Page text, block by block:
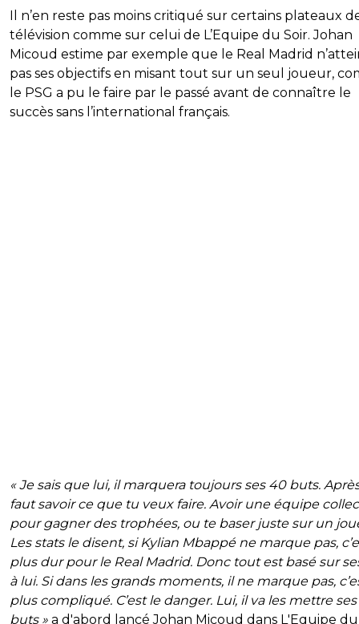
Il n’en reste pas moins critiqué sur certains plateaux
télévision comme sur celui de L’Equipe du Soir. Johan
Micoud estime par exemple que le Real Madrid
pas ses objectifs en misant tout sur un seul joueur,
le PSG a pu le faire par le passé avant de connaître le
succès sans l’international français.
« Je sais que lui, il marquera toujours ses 40 buts.
faut savoir ce que tu veux faire. Avoir une équipe
pour gagner des trophées, ou te baser juste sur un
Les stats le disent, si Kylian Mbappé ne marque pas,
plus dur pour le Real Madrid. Donc tout est basé sur
à lui. Si dans les grands moments, il ne marque pas,
plus compliqué. C’est le danger. Lui, il va les mettre
buts » a d'abord lancé Johan Micoud dans L'Equipe du